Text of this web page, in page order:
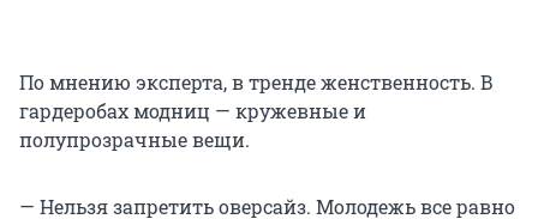
По мнению эксперта, в тренде женственность. В
гардеробах модниц — кружевные и
полупрозрачные вещи.
— Нельзя запретить оверсайз. Молодежь все равно